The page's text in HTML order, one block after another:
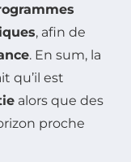
, afin de
. En sum, la
qu’il est
alors que des
proche